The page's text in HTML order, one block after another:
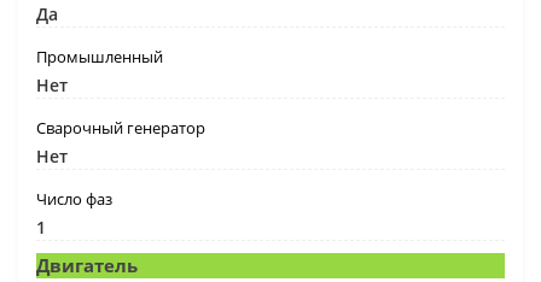
Да
Промышленный
Нет
Сварочный генератор
Нет
Число фаз
1
Двигатель